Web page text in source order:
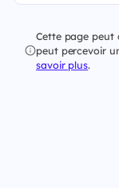
Cette page peut
peut percevoir
savoir plus.